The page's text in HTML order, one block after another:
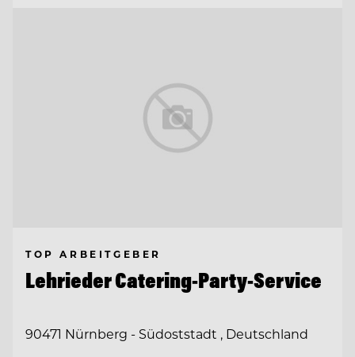
TOP ARBEITGEBER
Lehrieder Catering-Party-Service
90471 Nürnberg - Südoststadt , Deutschland